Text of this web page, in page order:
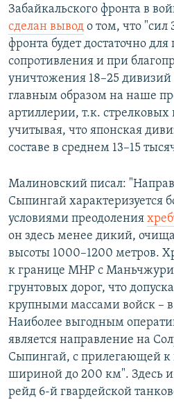
Забайкальского фронта в
сделан вывод о том, что "сил
фронта будет достаточно
сопротивления и при
уничтожения 18–25 дивизий
главным образом на наше
артиллерии, т.к. стрелковых
учитывая, что японская
составе в среднем 13–15
Малиновский писал:
Сыпингай характеризуется
условиями преодоления
он здесь менее дикий,
высоты 1000–1200 метров.
к границе МНР с
грунтовых дорог, что
крупными массами войск –
Наиболее выгодным
является направление на
Сыпингай, с прилегающей к
шириной до 200 км". Здесь
рейд 6-й гвардейской